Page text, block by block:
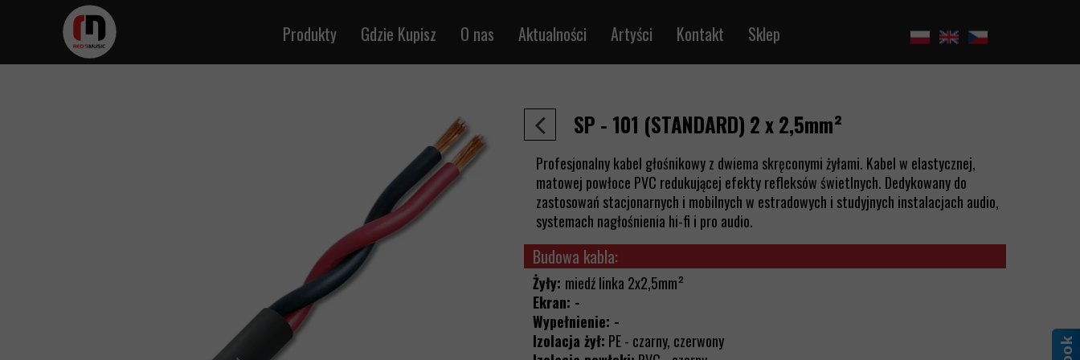
Produkty
Kable instrumentalne
Kable MIDI
Kable na metry
Kable zasilająco-sygnałowe
Kabel skrętka /RJ45
Gdzie Kupisz
Sklepredsmusic.pl
Sprzedaż hurtowa
O nas Aktualności Artyści Kontakt Sklep
SP - 101 (STANDARD) 2 x 2,5mm²
Profesjonalny kabel głośnikowy z dwiema skręconymi żyłami. Kabel w elastycznej,
matowej powłoce PVC redukującej efekty refleksów świetlnych. Dedykowany do
zastosowań stacjonarnych i mobilnych w estradowych i studyjnych instalacjach audio,
systemach nagłośnienia hi-fi i pro audio.
Budowa kabla:
Żyły: miedź linka 2x2,5mm²
Ekran: -
Wypełnienie: -
Izolacja żył: PE - czarny, czerwony